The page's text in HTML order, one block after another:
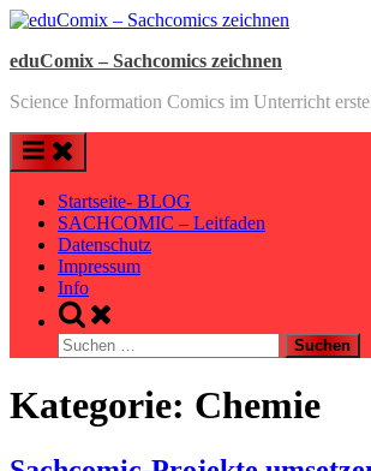
Skip
content
eduComix – Sachcomics zeichnen
Science Information Comics im Unterricht
Startseite- BLOG
SACHCOMIC – Leitfaden
Datenschutz
Impressum
Info
Toggle
search
form
Suchen
nach:
Kategorie: Chemie